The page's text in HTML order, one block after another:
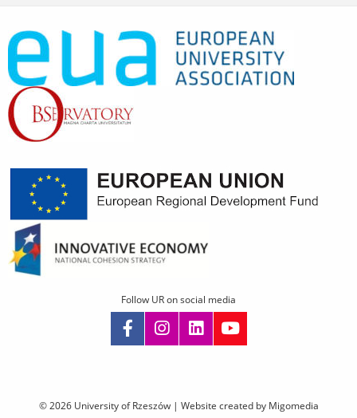
© 2026 University of Rzeszów | Website created by Migomedia
Follow UR on social media